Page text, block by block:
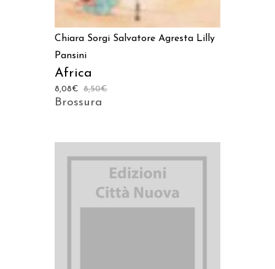
Chiara Sorgi Salvatore Agresta Lilly
Pansini
Africa
8,50€
8,08€
Brossura